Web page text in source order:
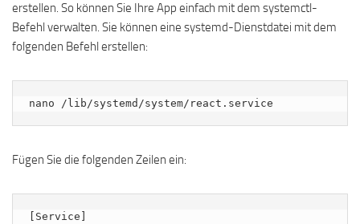
erstellen. So können Sie Ihre App einfach mit dem systemctl-
Befehl verwalten. Sie können eine systemd-Dienstdatei mit dem
folgenden Befehl erstellen:
nano /lib/systemd/system/react.service
Fügen Sie die folgenden Zeilen ein:
[Service]